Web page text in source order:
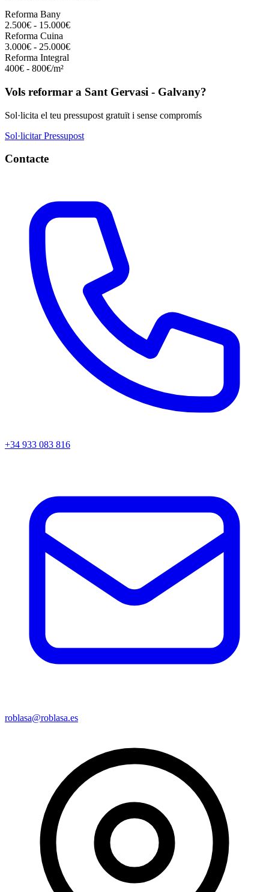
Reforma Bany
2.500€ - 15.000€
Reforma Cuina
3.000€ - 25.000€
Reforma Integral
400€ - 800€/m²
Vols reformar a Sant Gervasi - Galvany?
Sol·licita el teu pressupost gratuït i sense compromís
Sol·licitar Pressupost
Contacte
+34 933 083 816
roblasa@roblasa.es